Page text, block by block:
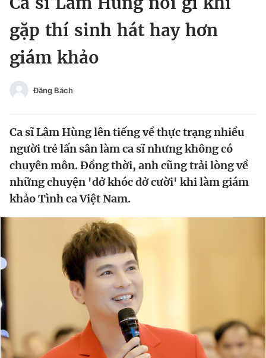
Chuyên mục khác
Chào ngày mới
Video Magazine
Sản phẩm khác
Thông tin tòa soạn Liên hệ quảng cáo
Đọc Thanh Niên trên điện thoại
Đổi mật khẩu
Tin đã lưu
Tin đã xem
Đăng xuất
gặp thí sinh hát hay hơn
giám khảo
Đăng Bách
Ca sĩ Lâm Hùng lên tiếng về thực trạng nhiều
người trẻ lấn sân làm ca sĩ nhưng không có
chuyên môn. Đồng thời, anh cũng trải lòng về
những chuyện 'dở khóc dở cười' khi làm giám
khảo Tình ca Việt Nam.